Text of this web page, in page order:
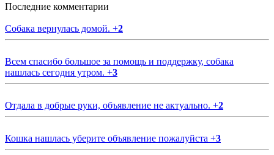
Последние комментарии
Собака вернулась домой. +2
Всем спасибо большое за помощь и поддержку, собака
нашлась сегодня утром. +3
Отдала в добрые руки, объявление не актуально. +2
Кошка нашлась уберите объявление пожалуйста +3